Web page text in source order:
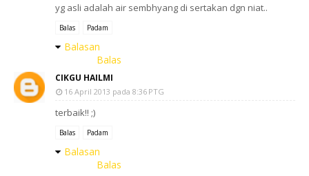
yg asli adalah air sembhyang di sertakan dgn niat..
Balas Padam
Balasan
Balas
CIKGU HAILMI
16 April 2013 pada 8:36 PTG
terbaik!! ;)
Balas Padam
Balasan
Balas